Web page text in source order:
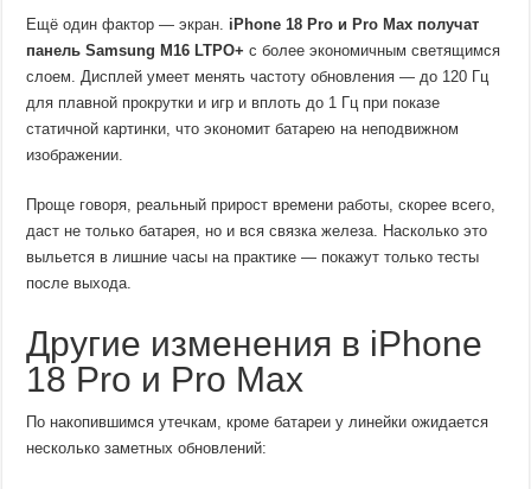
Ещё один фактор — экран. iPhone 18 Pro и Pro Max получат
панель Samsung M16 LTPO+ с более экономичным светящимся
слоем. Дисплей умеет менять частоту обновления — до 120 Гц
для плавной прокрутки и игр и вплоть до 1 Гц при показе
статичной картинки, что экономит батарею на неподвижном
изображении.
Проще говоря, реальный прирост времени работы, скорее всего,
даст не только батарея, но и вся связка железа. Насколько это
выльется в лишние часы на практике — покажут только тесты
после выхода.
Другие изменения в iPhone
18 Pro и Pro Max
По накопившимся утечкам, кроме батареи у линейки ожидается
несколько заметных обновлений: